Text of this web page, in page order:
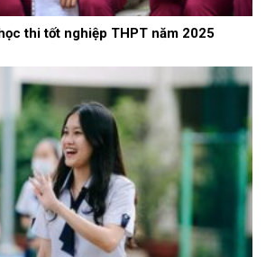
thi tốt nghiệp THPT năm 2025